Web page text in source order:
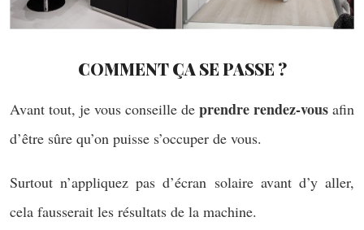
COMMENT ÇA SE PASSE ?
Avant tout, je vous conseille de prendre rendez-vous afin
d’être sûre qu’on puisse s’occuper de vous.
Surtout n’appliquez pas d’écran solaire avant d’y aller,
cela fausserait les résultats de la machine.